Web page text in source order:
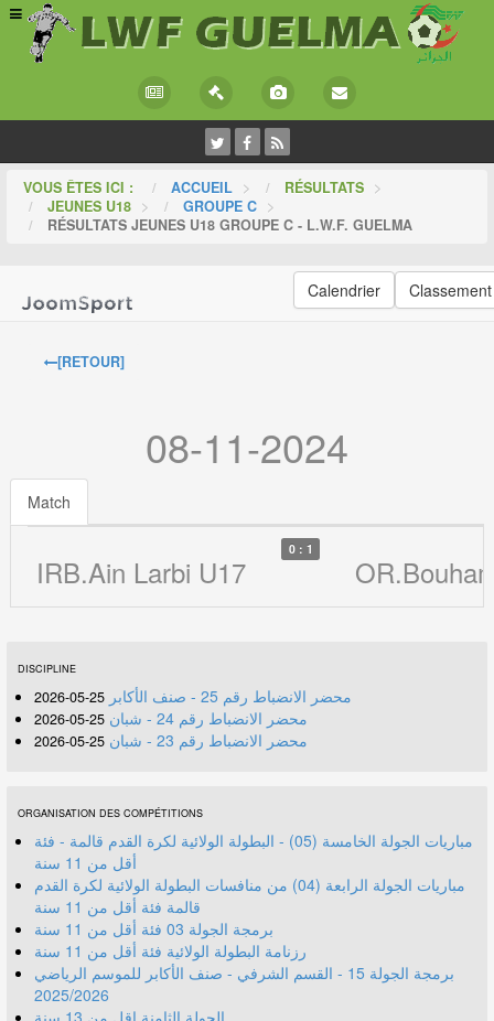
VOUS ÊTES ICI : ACCUEIL > RÉSULTATS >
JEUNES U18 > GROUPE C >
RÉSULTATS JEUNES U18 GROUPE C - L.W.F. GUELMA
Calendrier Classement
[RETOUR]
08-11-2024
Match
IRB.Ain Larbi U17
0 : 1
DISCIPLINE
محضر الانضباط رقم 25 - صنف الأكابر 25-05-2026
محضر الانضباط رقم 24 - شبان 25-05-2026
محضر الانضباط رقم 23 - شبان 25-05-2026
ORGANISATION DES COMPÉTITIONS
مباريات الجولة الخامسة (05) - البطولة الولائية لكرة القدم قالمة - فئة
أقل من 11 سنة
مباريات الجولة الرابعة (04) من منافسات البطولة الولائية لكرة القدم
قالمة فئة أقل من 11 سنة
برمجة الجولة 03 فئة أقل من 11 سنة
رزنامة البطولة الولائية فئة أقل من 11 سنة
برمجة الجولة 15 - القسم الشرفي - صنف الأكابر للموسم الرياضي
2025/2026
الجولة الثامنة اقل من 13 سنة